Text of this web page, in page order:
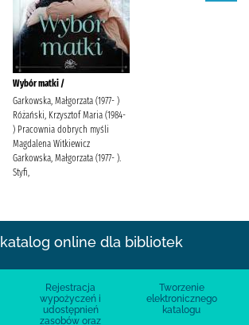
Wybór matki /
Garkowska, Małgorzata (1977- )
Różański, Krzysztof Maria (1984-
) Pracownia dobrych myśli
Magdalena Witkiewicz
Garkowska, Małgorzata (1977- ).
Styfi,
katalog online dla bibliotek
Rejestracja
wypożyczeń i
udostępnień
zasobów oraz
Tworzenie
elektronicznego
katalogu